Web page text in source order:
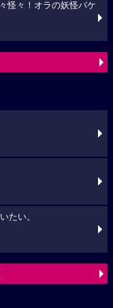
怪々！オラの妖怪バケ
たい。